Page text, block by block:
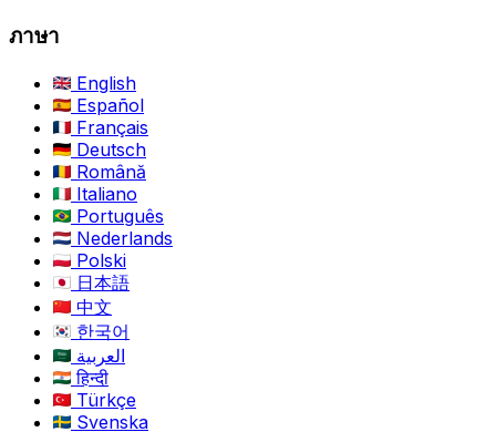
ภาษา
English
Español
Français
Deutsch
Română
Italiano
Português
Nederlands
Polski
日本語
中文
한국어
العربية
हिन्दी
Türkçe
Svenska